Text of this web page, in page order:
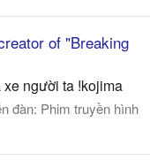
of "Breaking
người ta !kojima
đàn: Phim truyền hình